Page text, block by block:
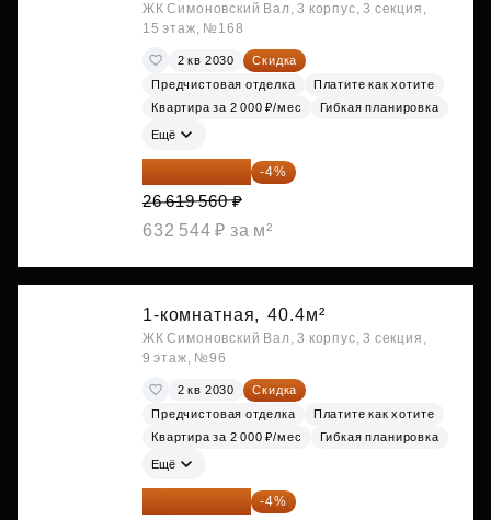
ЖК Симоновский Вал, 3 корпус, 3 секция,
15 этаж, №168
2 кв 2030
Скидка
Предчистовая отделка
Платите как хотите
Квартира за 2 000 ₽/мес
Гибкая планировка
Ещё
25 554 778 ₽ -4%
26 619 560 ₽
632 544 ₽ за м²
1-комнатная, 40.4м²
ЖК Симоновский Вал, 3 корпус, 3 секция,
9 этаж, №96
2 кв 2030
Скидка
Предчистовая отделка
Платите как хотите
Квартира за 2 000 ₽/мес
Гибкая планировка
Ещё
26 062 848 ₽ -4%